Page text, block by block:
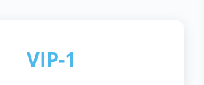
VIP-1